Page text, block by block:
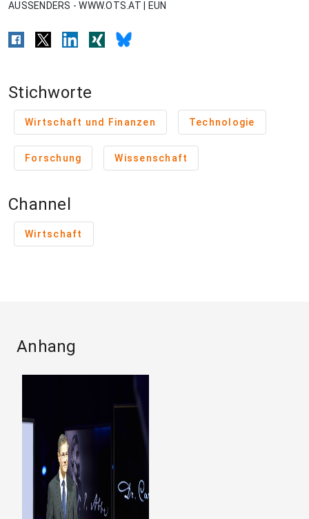
AUSSENDERS - WWW.OTS.AT | EUN
Stichworte
Wirtschaft und Finanzen Technologie
Forschung Wissenschaft
Channel
Wirtschaft
Anhang